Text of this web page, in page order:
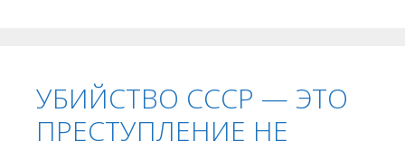
УБИЙСТВО СССР — ЭТО
ПРЕСТУПЛЕНИЕ НЕ